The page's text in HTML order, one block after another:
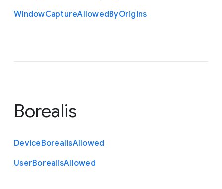
WindowCaptureAllowedByOrigins
Borealis
DeviceBorealisAllowed
UserBorealisAllowed